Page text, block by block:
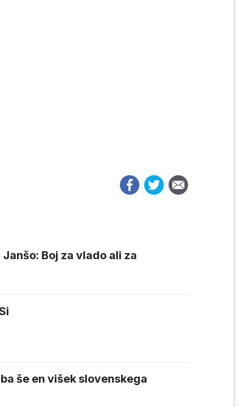
Boj za vlado ali za
še en višek slovenskega